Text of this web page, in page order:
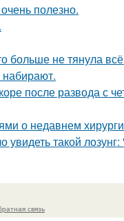
полезно.
больше не тянула
после развода с
о недавнем
увидеть такой
связь